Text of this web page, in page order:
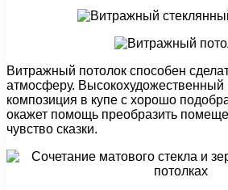
Витражный потолок способен
атмосферу. Высокохудожественный
композиция в купе с хорошо
окажет помощь преобразить
чувство сказки.